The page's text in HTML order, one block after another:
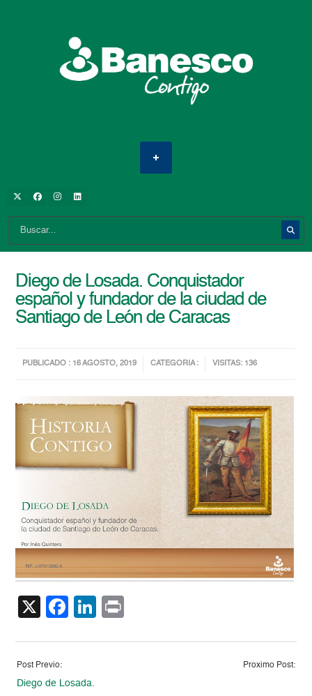
Diego de Losada. Conquistador
español y fundador de la ciudad de
Santiago de León de Caracas
PUBLICADO : 16 AGOSTO, 2019 CATEGORIA : VISITAS: 136
X Facebook
LinkedIn
Post Previo:
Diego de Losada.
Proximo Post: